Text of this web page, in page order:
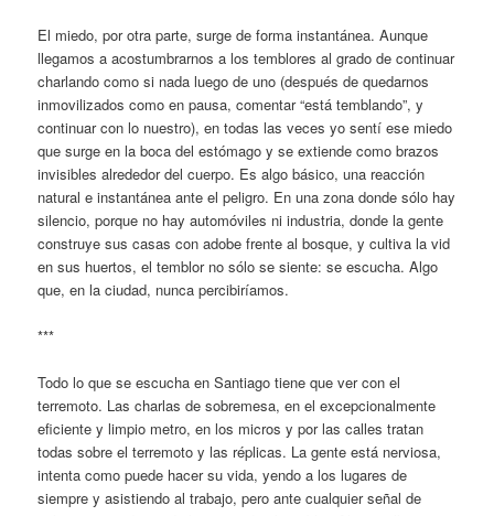
El miedo, por otra parte, surge de forma instantánea. Aunque
llegamos a acostumbrarnos a los temblores al grado de continuar
charlando como si nada luego de uno (después de quedarnos
inmovilizados como en pausa, comentar “está temblando”, y
continuar con lo nuestro), en todas las veces yo sentí ese miedo
que surge en la boca del estómago y se extiende como brazos
invisibles alrededor del cuerpo. Es algo básico, una reacción
natural e instantánea ante el peligro. En una zona donde sólo hay
silencio, porque no hay automóviles ni industria, donde la gente
construye sus casas con adobe frente al bosque, y cultiva la vid
en sus huertos, el temblor no sólo se siente: se escucha. Algo
que, en la ciudad, nunca percibiríamos.
***
Todo lo que se escucha en Santiago tiene que ver con el
terremoto. Las charlas de sobremesa, en el excepcionalmente
eficiente y limpio metro, en los micros y por las calles tratan
todas sobre el terremoto y las réplicas. La gente está nerviosa,
intenta como puede hacer su vida, yendo a los lugares de
siempre y asistiendo al trabajo, pero ante cualquier señal de